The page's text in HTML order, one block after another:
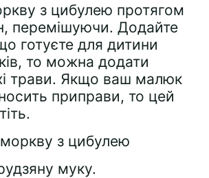
з цибулею протягом
перемішуючи. Додайте
готуєте для дитини
то можна додати
трави. Якщо ваш малюк
приправи, то цей
муку.